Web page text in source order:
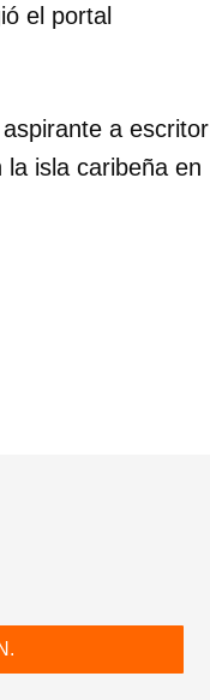
el portal
a escritor
isla caribeña en